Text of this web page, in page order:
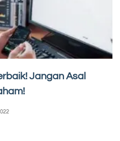
Jangan Asal